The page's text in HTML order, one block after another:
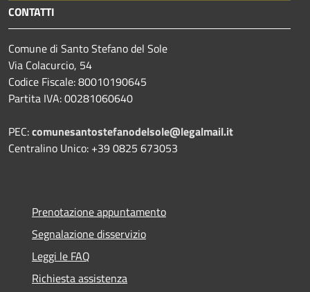
CONTATTI
Comune di Santo Stefano del Sole
Via Colacurcio, 54
Codice Fiscale: 80010190645
Partita IVA: 00281060640
PEC:comunesantostefanodelsole@legalmail.it
Centralino Unico: +39 0825 673053
Prenotazione appuntamento
Segnalazione disservizio
Leggi le FAQ
Richiesta assistenza